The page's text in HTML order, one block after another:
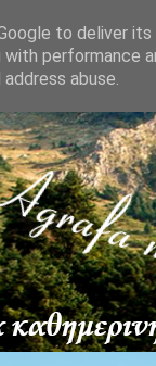
to deliver
with performance
abuse.